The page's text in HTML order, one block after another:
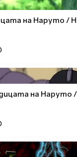
на Наруто /
на Наруто